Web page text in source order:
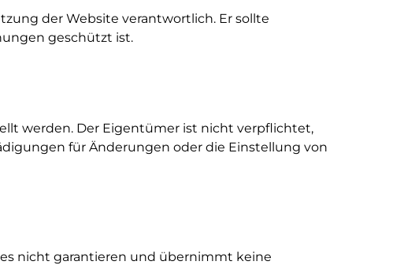
der Website verantwortlich. Er sollte
geschützt ist.
werden. Der Eigentümer ist nicht verpflichtet,
für Änderungen oder die Einstellung von
nicht garantieren und übernimmt keine